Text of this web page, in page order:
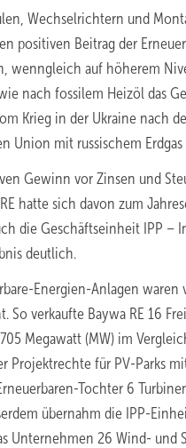
Wechselrichtern und
positiven Beitrag der
wenngleich auf höherem
nach fossilem Heizöl das
Krieg in der Ukraine nach
Union mit russischem
Gewinn vor Zinsen und
hatte sich davon zum
die Geschäftseinheit IPP
deutlich.
Energien-Anlagen
So verkaufte Baywa RE 16
Megawatt (MW) im
Projektrechte für PV-Parks
Tochter 6
übernahm die IPP-
Unternehmen 26 Wind- und